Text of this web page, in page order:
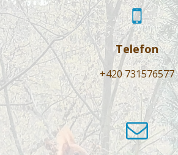
Telefon
+420 731576577